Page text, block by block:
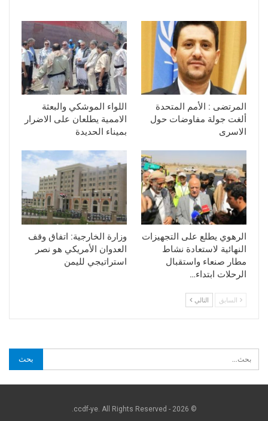
المرتضى : الأمم المتحدة
ألغت جولة مفاوضات حول
الاسرى
اللواء الموشكي والبعثة
الاممية يطلعان على الاضرار
بميناء الحديدة
الرهوي يطلع على التجهيزات
النهائية لاستعادة نشاط
مطار صنعاء واستقبال
الرحلات ابتداء…
وزارة الخارجية: اتفاق وقف
العدوان الأمريكي هو نصر
استراتيجي لليمن
السابق التالي
© 2026 - ccdf-ye. All Rights Reserved.